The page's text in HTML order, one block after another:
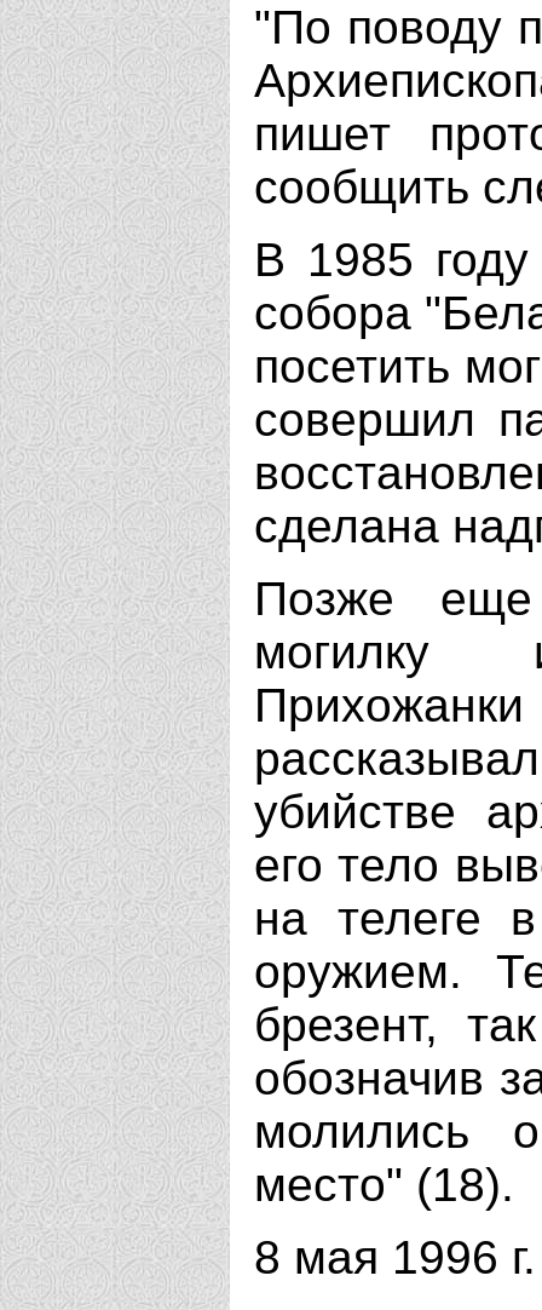
"По поводу
пишет
сообщить
В 1985 году
собора
посетить
совершил
сделана
Позже еще
могилку
убийстве
его тело
на телеге
оружием.
брезент,
обозначив
молились
место" (18).
8 мая 1996 г.